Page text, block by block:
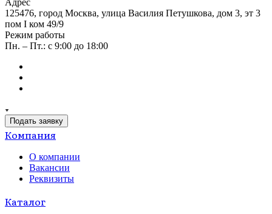
Адрес
125476, город Москва, улица Василия Петушкова, дом 3, эт 3
пом I ком 49/9
Режим работы
Пн. – Пт.: с 9:00 до 18:00
Подать заявку
Компания
О компании
Вакансии
Реквизиты
Каталог